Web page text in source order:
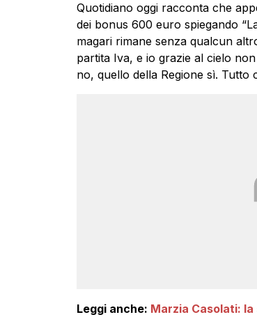
Quotidiano oggi racconta che
dei bonus 600 euro spiegando
magari rimane senza qualcun
partita Iva, e io grazie al cielo
no, quello della Regione sì. Tutto
Leggi anche: Marzia Casolati: